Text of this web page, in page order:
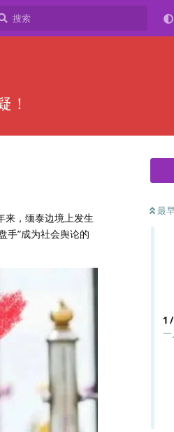
！
最
1 /
一
来，缅泰边境上发生
手”成为社会舆论的